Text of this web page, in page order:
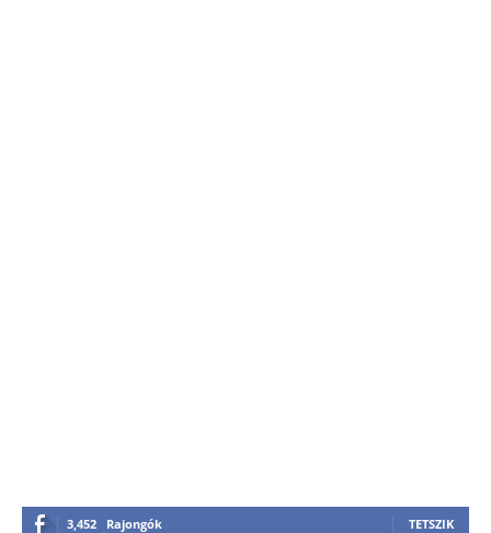
3,452 Rajongók TETSZIK